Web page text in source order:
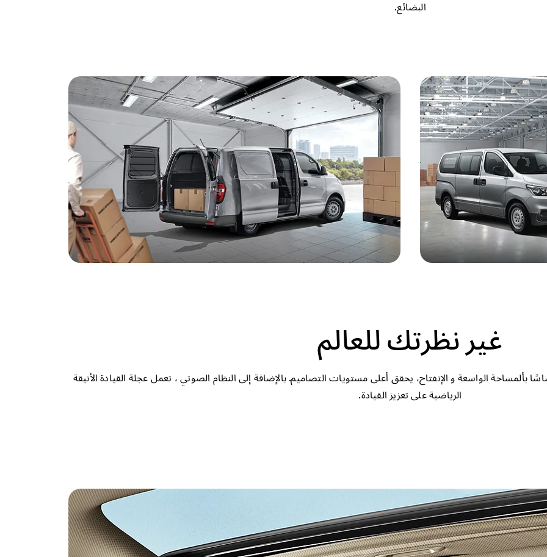
البضائع.
غير نظرتك للعالم
بألمساحة الواسعة و الإنفتاح، يحقق أعلى مستويات التصاميم. بالإضافة إلى النظام الصوتي ، تعمل عجلة القيادة الأنيقة
الرياضية على تعزيز القيادة.